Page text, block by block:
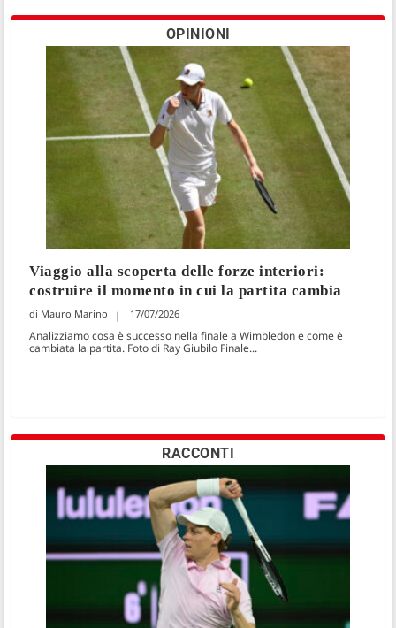
OPINIONI
Viaggio alla scoperta delle forze interiori:
costruire il momento in cui la partita cambia
Mauro Marino 17/07/2026
Analizziamo cosa è successo nella finale a Wimbledon e come è
cambiata la partita. Foto di Ray Giubilo Finale...
RACCONTI